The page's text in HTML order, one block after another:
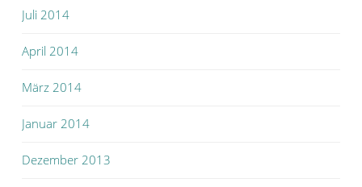
Juli 2014
April 2014
März 2014
Januar 2014
Dezember 2013